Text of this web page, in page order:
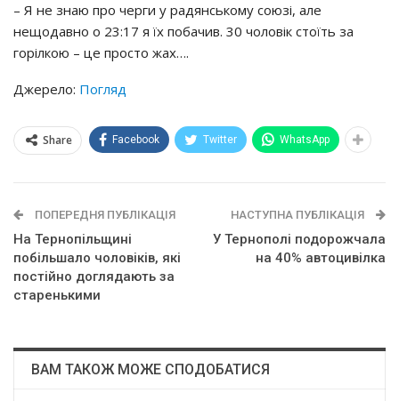
– Я не знаю про черги у радянському союзі, але
нещодавно о 23:17 я їх побачив. 30 чоловік стоїть за
горілкою – це просто жах….
Джерело: Погляд
Share Facebook Twitter WhatsApp
ПОПЕРЕДНЯ ПУБЛІКАЦІЯ
На Тернопільщині
побільшало чоловіків, які
постійно доглядають за
старенькими
НАСТУПНА ПУБЛІКАЦІЯ
У Тернополі подорожчала
на 40% автоцивілка
ВАМ ТАКОЖ МОЖЕ СПОДОБАТИСЯ